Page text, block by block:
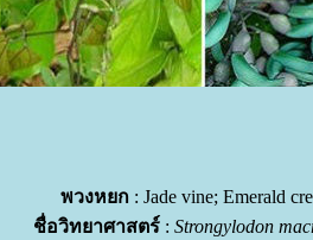
พวงหยก : Jade vine; Emerald
ชื่อวิทยาศาสตร์ : Strongylodon